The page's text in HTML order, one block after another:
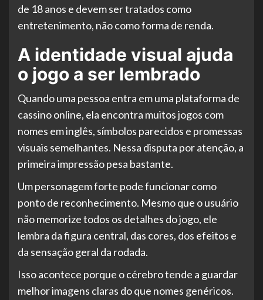
de 18 anos e devem ser tratados como
entretenimento, não como forma de renda.
A identidade visual ajuda
o jogo a ser lembrado
Quando uma pessoa entra em uma plataforma de
cassino online, ela encontra muitos jogos com
nomes em inglês, símbolos parecidos e promessas
visuais semelhantes. Nessa disputa por atenção, a
primeira impressão pesa bastante.
Um personagem forte pode funcionar como
ponto de reconhecimento. Mesmo que o usuário
não memorize todos os detalhes do jogo, ele
lembra da figura central, das cores, dos efeitos e
da sensação geral da rodada.
Isso acontece porque o cérebro tende a guardar
melhor imagens claras do que nomes genéricos.